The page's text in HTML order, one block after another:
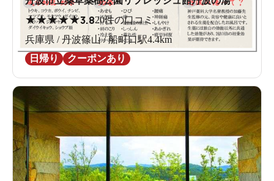
★★★★★3.820件の口コミ
兵庫県 / 丹波篠山 / 船町口駅4.4km
日帰り
クーポンあり